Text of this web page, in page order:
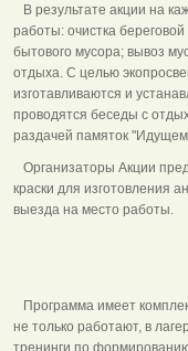
В результате акции на
работы: очистка
бытового мусора; вывоз
отдыха. С целью
изготавливаются и
проводятся беседы с
раздачей памяток
Организаторы Акции
краски для изготовления
выезда на место работы.
Программа имеет
не только работают, в
тренинги по